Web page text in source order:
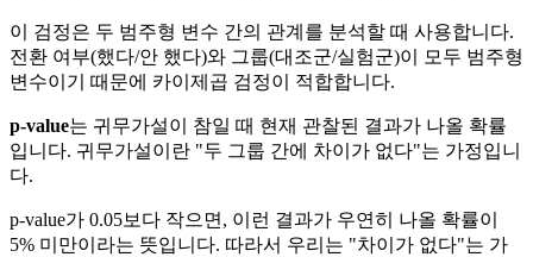
이 검정은 두 범주형 변수 간의 관계를 분석할 때 사용합니다.
전환 여부(했다/안 했다)와 그룹(대조군/실험군)이 모두 범주형
변수이기 때문에 카이제곱 검정이 적합합니다.
p-value는 귀무가설이 참일 때 현재 관찰된 결과가 나올 확률
입니다. 귀무가설이란 "두 그룹 간에 차이가 없다"는 가정입니
다.
p-value가 0.05보다 작으면, 이런 결과가 우연히 나올 확률이
5% 미만이라는 뜻입니다. 따라서 우리는 "차이가 없다"는 가